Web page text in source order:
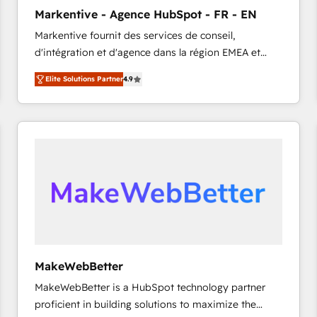
2️⃣ AIエージェント組織構築 営業・マーケティング業務
の一部をAIが自律実行する組織への移行を設計・実装。
Breeze・Claude等をHubSpotと連携させ、役割定義・
運用ルール・成果指標まで含めて設計します。 3️⃣ 全社
DX × AI推進のPMO伴走支援 複数部門をまたぐDX×AI変
革を、構想から実装・定着までPMOとして主導。「設
定の代行ではなく、設計の責任」を引き受け、部門横断
提供。 ▸ 既存CRM・MAからの移行支援：Salesforce・
ンツとサイト構造を最適化。 🏆 なぜ100incを選ぶの
ード受賞・HUGリーダー ✓ ISO27001:2022 /
ISO9001:2015 取得 ✓ 400社以上の導入実績 ✓
Markentive - Agence HubSpot - FR - EN
Markentive fournit des services de conseil,
d'intégration et d'agence dans la région EMEA et
North America. Avec plus de 115 experts en
marketing automation, Growth, Revops, CRM et
webdesign. Markentive is both a consulting firm, a
digital agency and an integrator. With over 115
Elite Solutions Partner4.9
MakeWebBetter
MakeWebBetter is a HubSpot technology partner
proficient in building solutions to maximize the